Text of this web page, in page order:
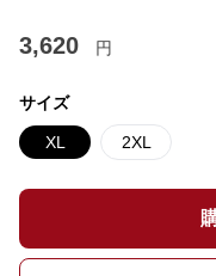
3,620 円
サイズ
XL 2XL